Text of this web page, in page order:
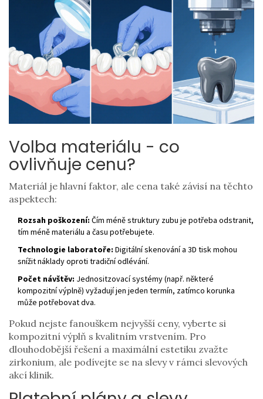
Volba materiálu - co
ovlivňuje cenu?
Materiál je hlavní faktor, ale cena také závisí na těchto
aspektech:
Rozsah poškození: Čím méně struktury zubu je potřeba odstranit,
tím méně materiálu a času potřebujete.
Technologie laboratoře: Digitální skenování a 3D tisk mohou
snížit náklady oproti tradiční odlévání.
Počet návštěv: Jednositzovací systémy (např. některé
kompozitní výplně) vyžadují jen jeden termín, zatímco korunka
může potřebovat dva.
Pokud nejste fanouškem nejvyšší ceny, vyberte si
kompozitní výplň s kvalitním vrstvením. Pro
dlouhodobější řešení a maximální estetiku zvažte
zirkonium, ale podívejte se na slevy v rámci slevových
akcí klinik.